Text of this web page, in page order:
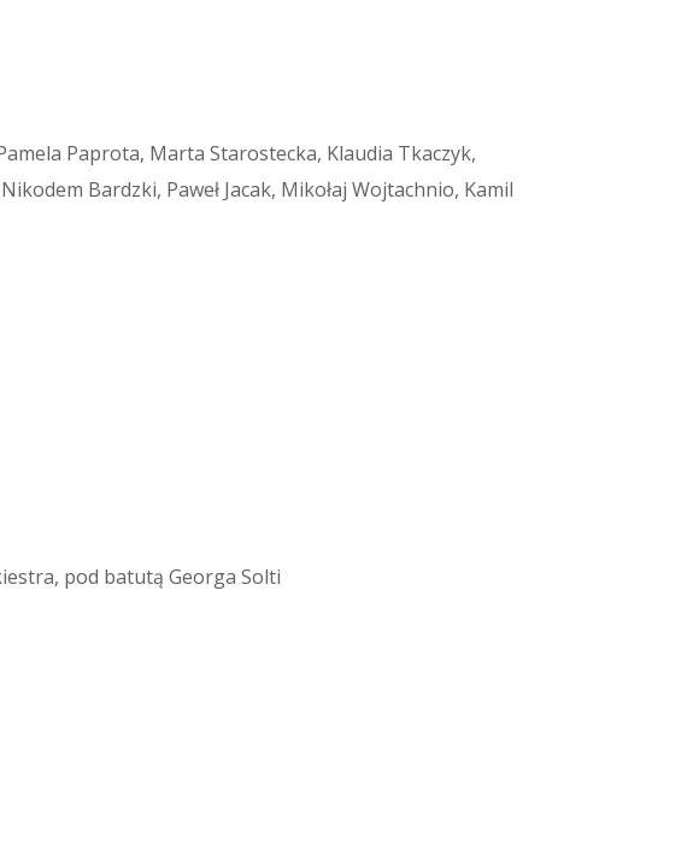
Paprota, Marta Starostecka, Klaudia Tkaczyk,
Bardzki, Paweł Jacak, Mikołaj Wojtachnio, Kamil
pod batutą Georga Solti